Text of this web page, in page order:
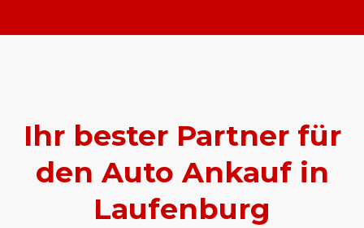
Ihr bester Partner für
den Auto Ankauf in
Laufenburg